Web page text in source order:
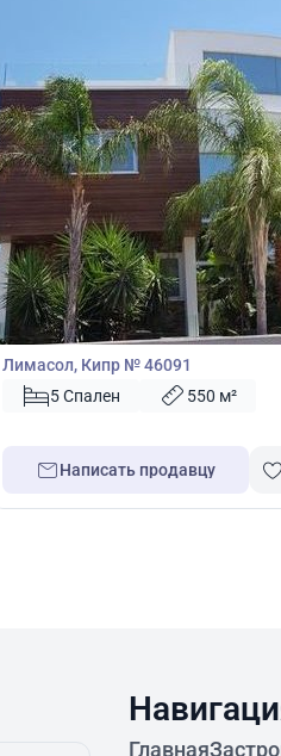
€3 000 000
Вилла
Вилла с 5 спальнями в Лимассол,
Лимасол, Кипр № 46091
5 Спален
550 м²
Написать продавцу
Главная